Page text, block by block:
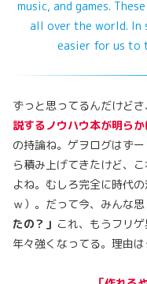
music, and games.
all over the world. In
easier for us to
ずっと思ってるんだけどさ
説するノウハウ本が明らか
の持論ね。ゲヲログはず
ら積み上げてきたけど、
よね。むしろ完全に時代
ｗ）。だって今、みんな
たの？」 これ、もうフリ
年々強くなってる。理由は